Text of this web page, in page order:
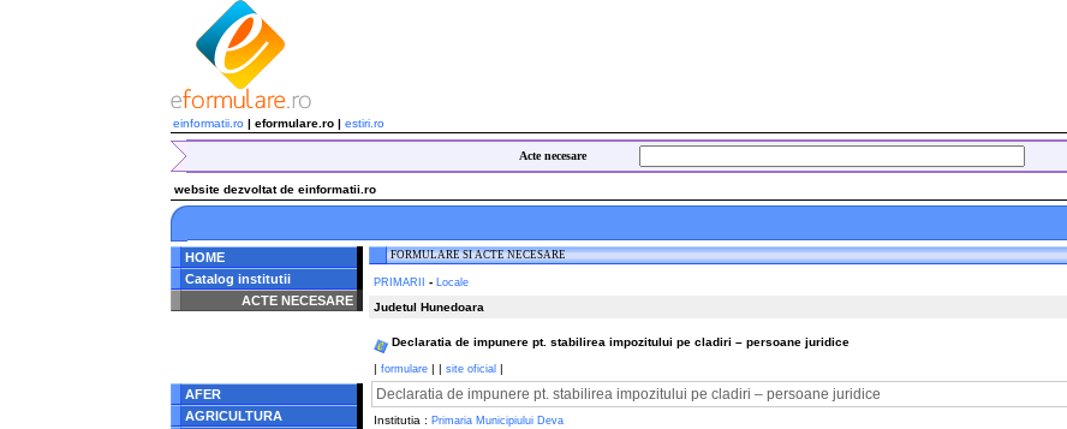
einformatii.ro | eformulare.ro | estiri.ro
Acte necesare
website dezvoltat de einformatii.ro
HOME
Catalog institutii
ACTE NECESARE
/home/eformulare.ro/public_html/navigare/stanga.php
AFER
AGRICULTURA
FORMULARE SI ACTE NECESARE
PRIMARII - Locale
Judetul Hunedoara
Declaratia de impunere pt. stabilirea impozitului pe cladiri – persoane juridice
| formulare | | site oficial |
Declaratia de impunere pt. stabilirea impozitului pe cladiri – persoane juridice
Institutia : Primaria Municipiului Deva